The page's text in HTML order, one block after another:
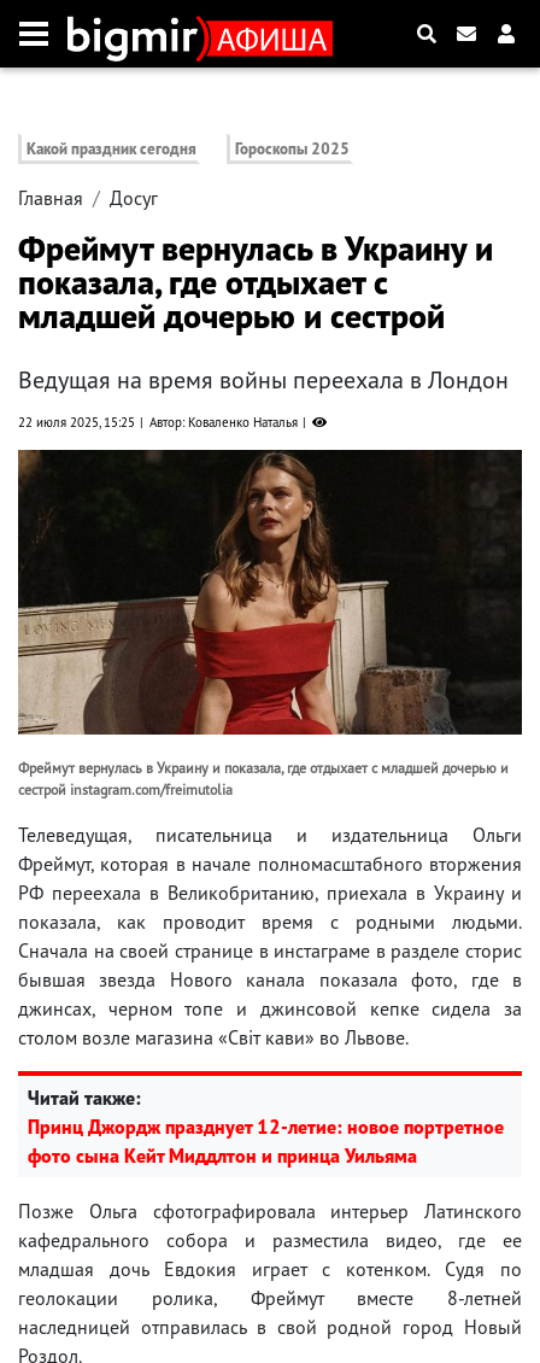
Какой праздник сегодня Гороскопы 2025
Главная Досуг
Фреймут вернулась в Украину и
показала, где отдыхает с
младшей дочерью и сестрой
Ведущая на время войны переехала в Лондон
22 июля 2025, 15:25 Автор: Коваленко Наталья
Фреймут вернулась в Украину и показала, где отдыхает с младшей дочерью и
сестрой instagram.com/freimutolia
Телеведущая, писательница и издательница Ольги
Фреймут, которая в начале полномасштабного вторжения
РФ переехала в Великобританию, приехала в Украину и
показала, как проводит время с родными людьми.
Сначала на своей странице в инстаграме в разделе сторис
бывшая звезда Нового канала показала фото, где в
джинсах, черном топе и джинсовой кепке сидела за
столом возле магазина «Світ кави» во Львове.
Читай также:
Принц Джордж празднует 12-летие: новое портретное
фото сына Кейт Миддлтон и принца Уильяма
Позже Ольга сфотографировала интерьер Латинского
кафедрального собора и разместила видео, где ее
младшая дочь Евдокия играет с котенком. Судя по
геолокации ролика, Фреймут вместе 8-летней
наследницей отправилась в свой родной город Новый
Роздол.